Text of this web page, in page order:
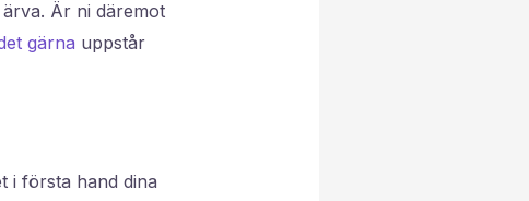
Är ni däremot
gärna uppstår
i första hand dina